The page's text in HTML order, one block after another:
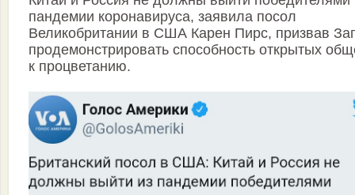
пандемии коронавируса, заявила посол
Великобритании в США Карен Пирс, призвав
продемонстрировать способность открытых
к процветанию.